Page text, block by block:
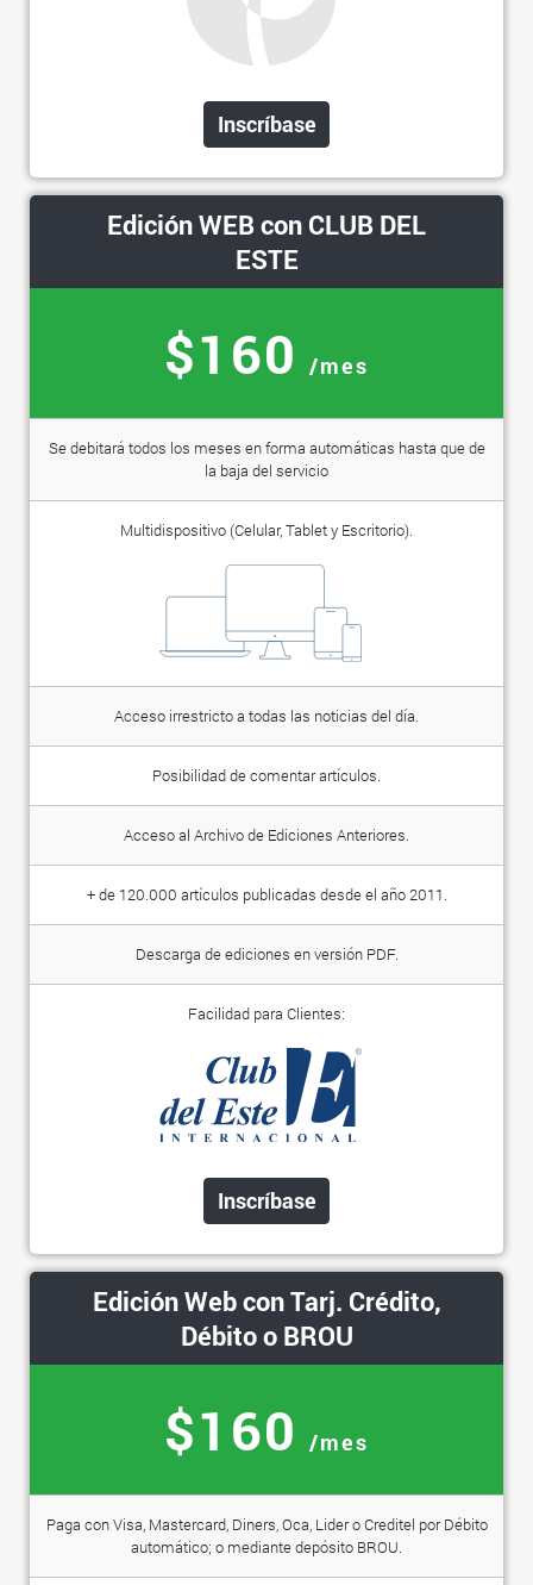
Inscríbase
Edición WEB con CLUB DEL
ESTE
$160 /mes
Se debitará todos los meses en forma automáticas hasta que de
la baja del servicio
Multidispositivo (Celular, Tablet y Escritorio).
Acceso irrestricto a todas las noticias del día.
Posibilidad de comentar artículos.
Acceso al Archivo de Ediciones Anteriores.
+ de 120.000 artículos publicadas desde el año 2011.
Descarga de ediciones en versión PDF.
Facilidad para Clientes:
Inscríbase
Edición Web con Tarj. Crédito,
Débito o BROU
$160 /mes
Paga con Visa, Mastercard, Diners, Oca, Lider o Creditel por Débito
automático; o mediante depósito BROU.